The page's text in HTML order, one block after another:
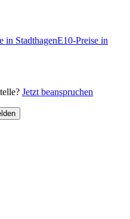
in StadthagenE10-Preise in
Jetzt beanspruchen